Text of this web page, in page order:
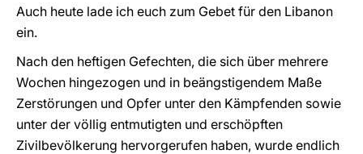
Auch heute lade ich euch zum Gebet für den Libanon
ein.
Nach den heftigen Gefechten, die sich über mehrere
Wochen hingezogen und in beängstigendem Maße
Zerstörungen und Opfer unter den Kämpfenden sowie
unter der völlig entmutigten und erschöpften
Zivilbevölkerung hervorgerufen haben, wurde endlich